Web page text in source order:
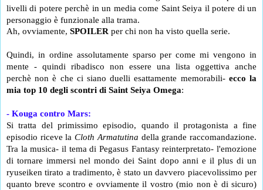
livelli di potere perchè in un media come Saint Seiya il potere di un
personaggio è funzionale alla trama.
Ah, ovviamente, SPOILER per chi non ha visto quella serie.
Quindi, in ordine assolutamente sparso per come mi vengono in
mente - quindi ribadisco non essere una lista oggettiva anche
perchè non è che ci siano duelli esattamente memorabili- ecco la
mia top 10 degli scontri di Saint Seiya Omega:
- Kouga contro Mars:
Si tratta del primissimo episodio, quando il protagonista a fine
episodio riceve la Cloth Armatutina della grande raccomandazione.
Tra la musica- il tema di Pegasus Fantasy reinterpretato- l'emozione
di tornare immersi nel mondo dei Saint dopo anni e il plus di un
ryuseiken tirato a tradimento, è stato un davvero piacevolissimo per
quanto breve scontro e ovviamente il vostro (mio non è di sicuro)